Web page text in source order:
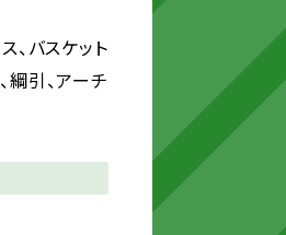
、バスケット
綱引、アーチ